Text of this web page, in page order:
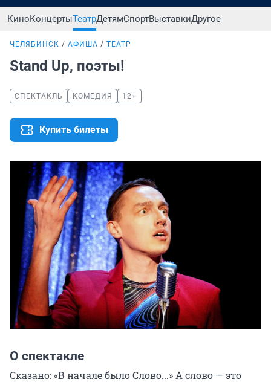
КиноКонцертыТеатрДетямСпортВыставкиДругое
ЧЕЛЯБИНСК АФИША ТЕАТР
Stand Up, поэты!
СПЕКТАКЛЬ КОМЕДИЯ 12+
Купить билеты
О спектакле
Сказано: «В начале было Слово...» А слово — это